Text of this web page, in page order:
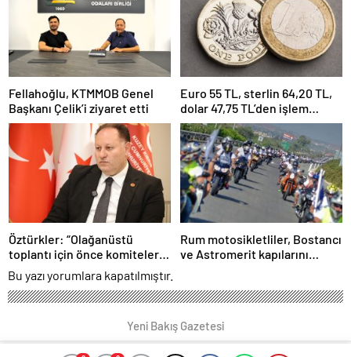
Fellahoğlu, KTMMOB Genel
Başkanı Çelik’i ziyaret etti
Euro 55 TL, sterlin 64,20 TL,
dolar 47,75 TL’den işlem
görüyor
Öztürkler: “Olağanüstü
toplantı için önce komiteler
gerekli kararları üretmeli”
Rum motosikletliler, Bostancı
ve Astromerit kapılarını
Bu yazı yorumlara kapatılmıştır.
Yeni Bakış Gazetesi